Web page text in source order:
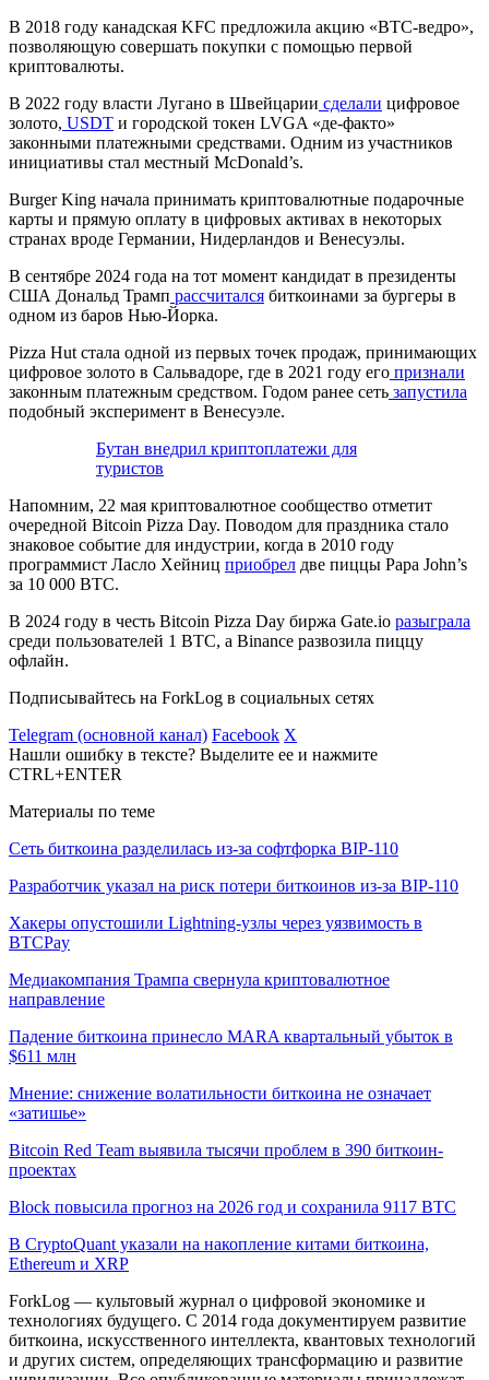
В 2018 году канадская KFC предложила акцию «BTC-ведро»,
позволяющую совершать покупки с помощью первой
криптовалюты.
В 2022 году власти Лугано в Швейцарии сделали цифровое
золото, USDT и городской токен LVGA «де-факто»
законными платежными средствами. Одним из участников
инициативы стал местный McDonald’s.
Burger King начала принимать криптовалютные подарочные
карты и прямую оплату в цифровых активах в некоторых
странах вроде Германии, Нидерландов и Венесуэлы.
В сентябре 2024 года на тот момент кандидат в президенты
США Дональд Трамп рассчитался биткоинами за бургеры в
одном из баров Нью-Йорка.
Pizza Hut стала одной из первых точек продаж, принимающих
цифровое золото в Сальвадоре, где в 2021 году его признали
законным платежным средством. Годом ранее сеть запустила
подобный эксперимент в Венесуэле.
Бутан внедрил криптоплатежи для
туристов
Напомним, 22 мая криптовалютное сообщество отметит
очередной Bitcoin Pizza Day. Поводом для праздника стало
знаковое событие для индустрии, когда в 2010 году
программист Ласло Хейниц приобрел две пиццы Papa John’s
за 10 000 BTC.
В 2024 году в честь Bitcoin Pizza Day биржа Gate.io разыграла
среди пользователей 1 BTC, а Binance развозила пиццу
офлайн.
Подписывайтесь на ForkLog в социальных сетях
Telegram (основной канал) Facebook X
Нашли ошибку в тексте? Выделите ее и нажмите
CTRL+ENTER
Материалы по теме
Сеть биткоина разделилась из-за софтфорка BIP-110
Разработчик указал на риск потери биткоинов из-за BIP-110
Хакеры опустошили Lightning-узлы через уязвимость в
BTCPay
Медиакомпания Трампа свернула криптовалютное
направление
Падение биткоина принесло MARA квартальный убыток в
$611 млн
Мнение: снижение волатильности биткоина не означает
«затишье»
Bitcoin Red Team выявила тысячи проблем в 390 биткоин-
проектах
Block повысила прогноз на 2026 год и сохранила 9117 BTC
В CryptoQuant указали на накопление китами биткоина,
Ethereum и XRP
ForkLog — культовый журнал о цифровой экономике и
технологиях будущего. С 2014 года документируем развитие
биткоина, искусственного интеллекта, квантовых технологий
и других систем, определяющих трансформацию и развитие